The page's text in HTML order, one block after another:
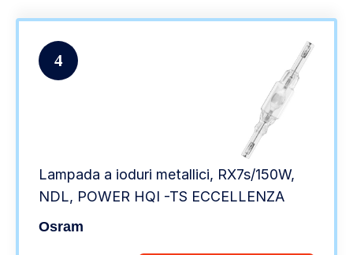
4
Lampada a ioduri metallici, RX7s/150W,
NDL, POWER HQI -TS ECCELLENZA
Osram